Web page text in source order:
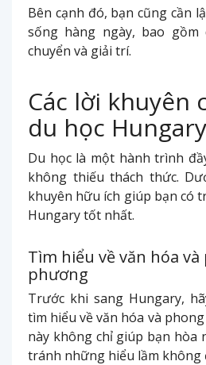
Bên cạnh đó, bạn cũng cần
sống hàng ngày, bao
chuyển và giải trí.
Các lời khuyên
du học Hungary
Du học là một hành trình
không thiếu thách thức.
khuyên hữu ích giúp bạn có
Hungary tốt nhất.
Tìm hiểu về văn hóa
phương
Trước khi sang Hungary,
tìm hiểu về văn hóa và
này không chỉ giúp bạn hòa
tránh những hiểu lầm không